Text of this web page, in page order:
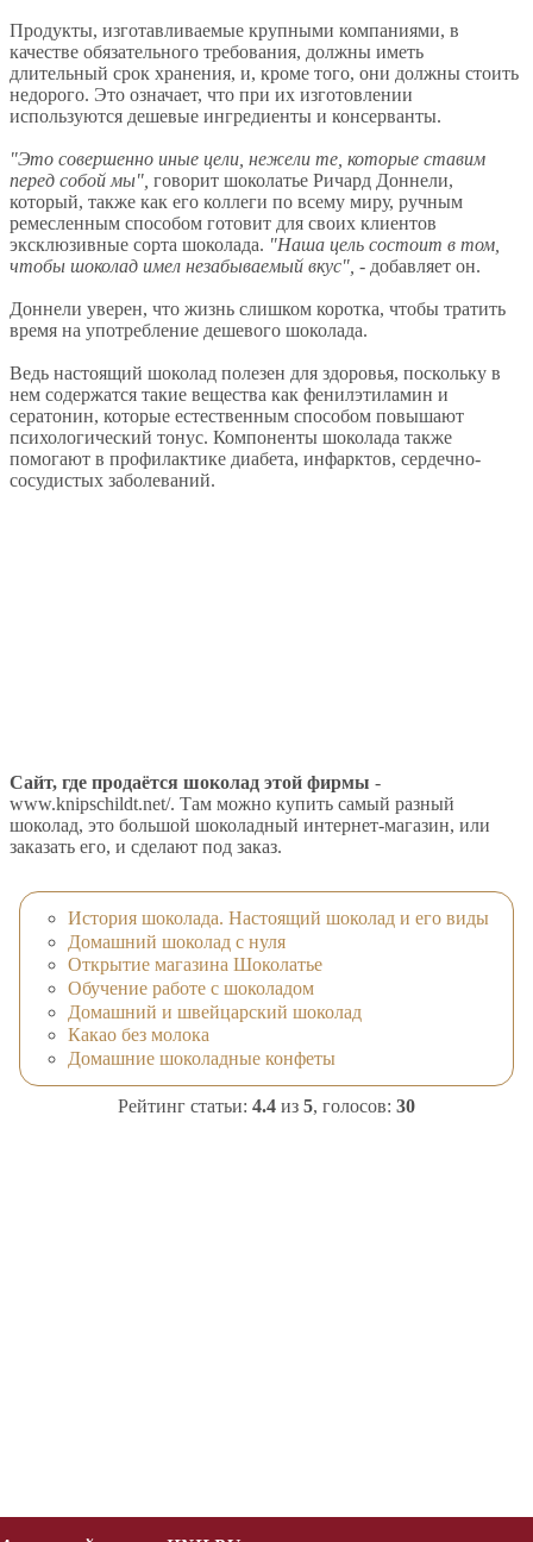
Продукты, изготавливаемые крупными компаниями, в
качестве обязательного требования, должны иметь
длительный срок хранения, и, кроме того, они должны стоить
недорого. Это означает, что при их изготовлении
используются дешевые ингредиенты и консерванты.
"Это совершенно иные цели, нежели те, которые ставим
перед собой мы", говорит шоколатье Ричард Доннели,
который, также как его коллеги по всему миру, ручным
ремесленным способом готовит для своих клиентов
эксклюзивные сорта шоколада. "Наша цель состоит в том,
чтобы шоколад имел незабываемый вкус", - добавляет он.
Доннели уверен, что жизнь слишком коротка, чтобы тратить
время на употребление дешевого шоколада.
Ведь настоящий шоколад полезен для здоровья, поскольку в
нем содержатся такие вещества как фенилэтиламин и
сератонин, которые естественным способом повышают
психологический тонус. Компоненты шоколада также
помогают в профилактике диабета, инфарктов, сердечно-
сосудистых заболеваний.
Сайт, где продаётся шоколад этой фирмы -
www.knipschildt.net/. Там можно купить самый разный
шоколад, это большой шоколадный интернет-магазин, или
заказать его, и сделают под заказ.
История шоколада. Настоящий шоколад и его виды
Домашний шоколад с нуля
Открытие магазина Шоколатье
Обучение работе с шоколадом
Домашний и швейцарский шоколад
Какао без молока
Домашние шоколадные конфеты
Рейтинг статьи: 4.4 из 5, голосов: 30